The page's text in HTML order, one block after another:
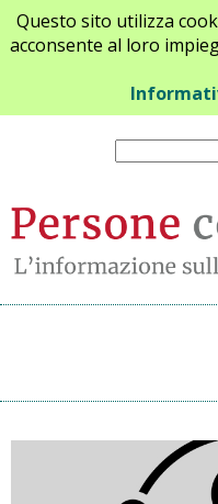
Questo sito utilizza
acconsente al loro
Chi siamo
Archivio